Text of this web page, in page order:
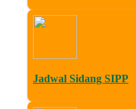
Jadwal Sidang SIPP